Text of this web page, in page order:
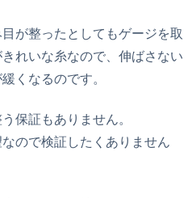
が整ったとしてもゲージを取
れいな糸なので、伸ばさない
くなるのです。
保証もありません。
ので検証したくありません